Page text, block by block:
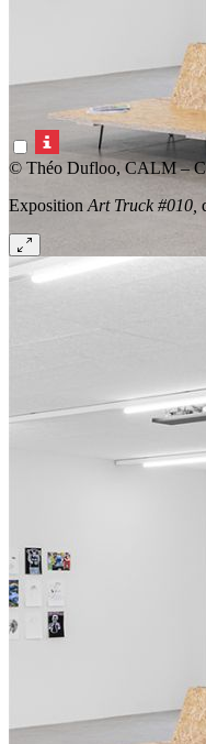
© Théo Dufloo, CALM –
Exposition Art Truck #010,